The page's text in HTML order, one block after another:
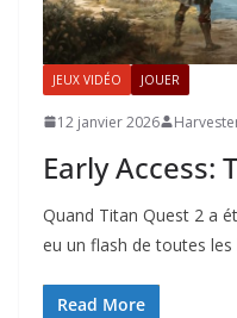
JEUX VIDÉO JOUER
12 janvier 2026
Early Access:
Quand Titan Quest 2 a
eu un flash de toutes
Read More